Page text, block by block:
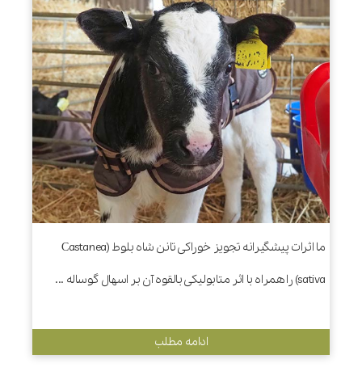
ما اثرات پیشگیرانه تجویز خوراکی تانن شاه بلوط (Castanea
sativa) را همراه با اثر متابولیکی بالقوه آن بر اسهال گوساله ...
ادامه مطلب